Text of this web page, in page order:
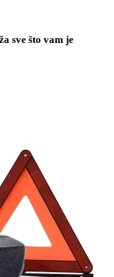
sve što vam je